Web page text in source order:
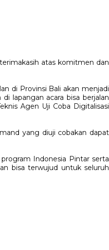
atas komitmen dan
di Provinsi Bali akan menjadi
lapangan acara bisa berjalan
Agen Uji Coba Digitalisasi
yang diuji cobakan dapat
Indonesia Pintar serta
bisa terwujud untuk seluruh